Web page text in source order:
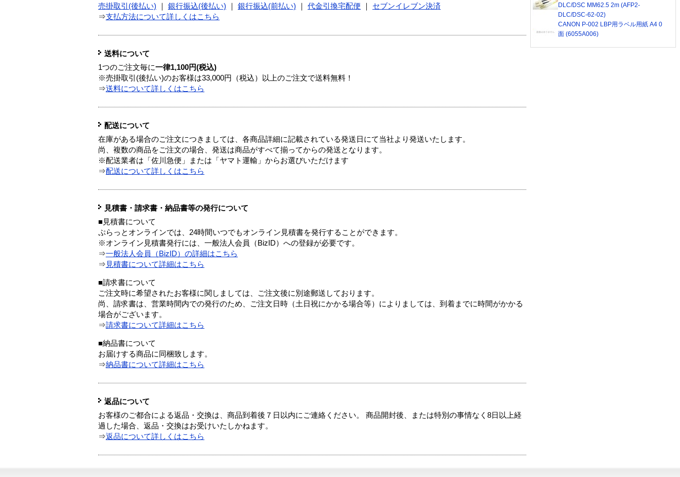
売掛取引(後払い) 銀行振込(後払い) 銀行振込(前払い) 代金引換宅配便
セブンイレブン決済
⇒支払方法について詳しくはこちら
送料について
1つのご注文毎に一律1,100円(税込)
※売掛取引(後払い)のお客様は33,000円（税込）以上のご注文で送料無料！
⇒送料について詳しくはこちら
配送について
在庫がある場合のご注文につきましては、各商品詳細に記載されている発送日にて当社より発送いたします。
尚、複数の商品をご注文の場合、発送は商品がすべて揃ってからの発送となります。
※配送業者は「佐川急便」または「ヤマト運輸」からお選びいただけます
⇒配送について詳しくはこちら
見積書・請求書・納品書等の発行について
■見積書について
ぷらっとオンラインでは、24時間いつでもオンライン見積書を発行することができます。
※オンライン見積書発行には、一般法人会員（BizID）への登録が必要です。
⇒一般法人会員（BizID）の詳細はこちら
⇒ 見積書について詳細はこちら
■請求書について
ご注文時に希望されたお客様に関しましては、ご注文後に別途郵送しております。
尚、請求書は、営業時間内での発行のため、ご注文日時（土日祝にかかる場合等）によりましては、到着までに時間がかかる
場合がございます。
⇒請求書について詳細はこちら
■納品書について
お届けする商品に同梱致します。
⇒納品書について詳細はこちら
返品について
お客様のご都合による返品・交換は、商品到着後７日以内にご連絡ください。 商品開封後、または特別の事情なく8日以上経
過した場合、返品・交換はお受けいたしかねます。
⇒返品について詳しくはこちら
DLC/DSC MM62.5 2m (AFP2-
DLC/DSC-62-02)
CANON P-002 LBP用ラベル用紙 A4 0
面 (6055A006)